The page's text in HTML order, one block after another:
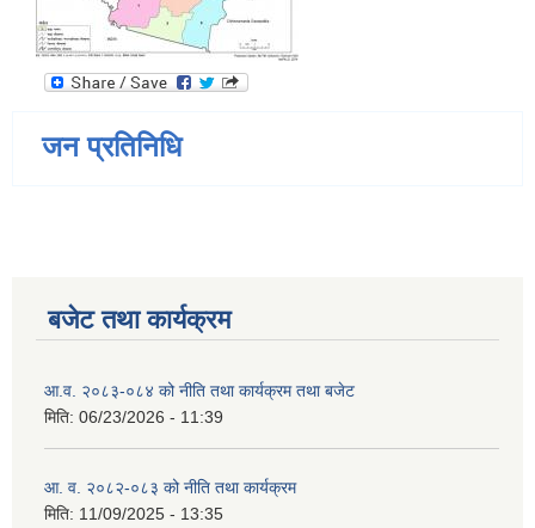
जन प्रतिनिधि
बजेट तथा कार्यक्रम
आ.व. २०८३-०८४ को नीति तथा कार्यक्रम तथा बजेट
मिति: 06/23/2026 - 11:39
आ. व. २०८२-०८३ को नीति तथा कार्यक्रम
मिति: 11/09/2025 - 13:35